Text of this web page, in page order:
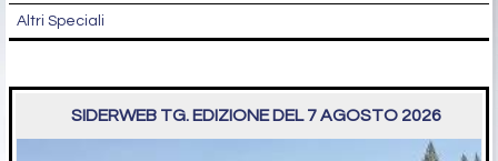
Altri Speciali
SIDERWEB TG. EDIZIONE DEL 7 AGOSTO 2026